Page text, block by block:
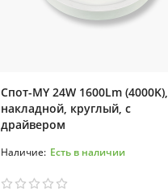
Спот-MY 24W 1600Lm (4000K),
накладной, круглый, с
драйвером
Есть в наличии